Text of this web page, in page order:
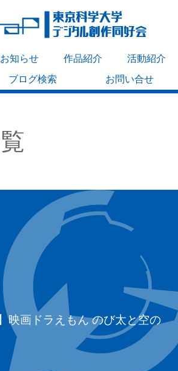
お知らせ 作品紹介
活動紹介
ブログ検索 お問い合せ
映画ドラえもん のび太と空の